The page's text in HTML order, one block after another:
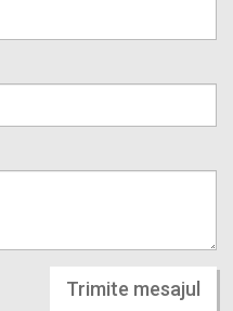
Trimite mesajul